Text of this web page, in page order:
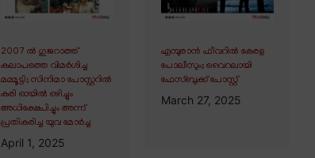
2007 ൽ ഗുജറാത്ത്
കലാപത്തെ വിമർശിച്ച
മമ്മൂട്ടി; സിനിമാ പോസ്റ്ററിൽ
കരി ഓയിൽ ഒഴിച്ചും
അധിക്ഷേപിച്ചും അന്ന്
പ്രതികരിച്ച യുവ മോർച്ച
April 1, 2025
എമ്പുരാൻ ഫീവറിൽ കേരള
പോലീസും; വൈറലായി
ഫേസ്ബുക്ക് പോസ്റ്റ്
March 27, 2025